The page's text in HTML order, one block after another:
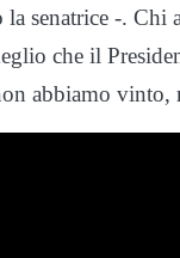
senatrice -. Chi
che il
abbiamo